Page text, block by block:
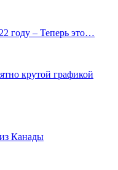
году – Теперь это…
крутой графикой
Канады